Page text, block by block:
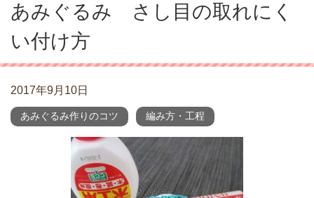
あみぐるみ さし目の取れにく
い付け方
2017年9月10日
あみぐるみ作りのコツ 編み方・工程